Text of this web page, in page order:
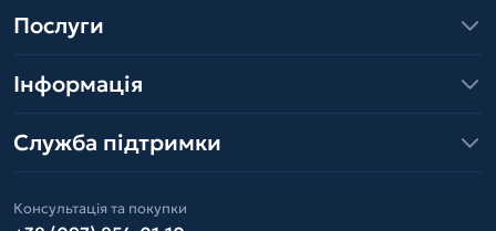
Послуги
Інформація
Служба підтримки
Консультація та покупки